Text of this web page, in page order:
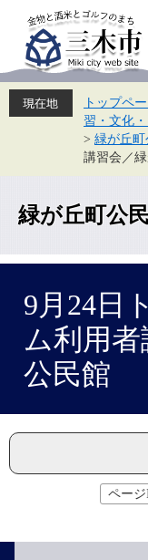
先
頭
を
飛
トップペ
習・文化
> 緑が丘
講習会／
緑が丘町公
9月24日
ム利用
公民館
ページ